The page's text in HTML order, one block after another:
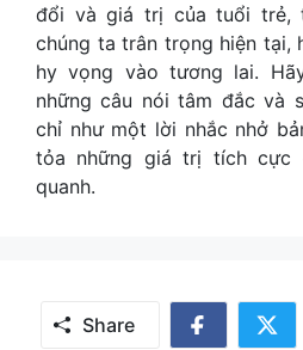
đổi và giá trị của tuổi trẻ,
chúng ta trân trọng hiện tại,
hy vọng vào tương lai.
những câu nói tâm đắc và
chỉ như một lời nhắc nhở
tỏa những giá trị tích cực
quanh.
Share
Share